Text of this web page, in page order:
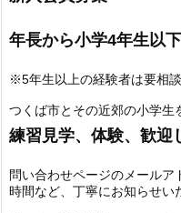
年長から小学4年生以
※5年生以上の経験者は要相談
つくば市とその近郊の小学生
練習見学、体験、歓迎
問い合わせページのメールア
時間など、丁寧にお知らせい